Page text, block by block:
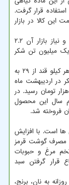
قرار گرفت.
این کالا در بازار
ایران سالانه حدود ۱.۴ میلیون تن تولید شکر دارد و نیاز بازار آن ۲.۲
رو سالانه بین ۸۰۰ هزار تا یک میلیون تن شکر
ابتدای سال ۱۴۰۲ هر کیلو گرم شکر از ۲۳ به ۲۶ و هر کیلو قند از ۲۹ به
شد به صورتی که هر کیلو شکر به ۳۰ تا ۴۵ هزار تومان رسید. در
سال این محصول
ها است. با افزایش
مصرف گوشت قرمز
تخم مرغ و حبوبات
قرار گرفتن سبد
به نان، برنج،